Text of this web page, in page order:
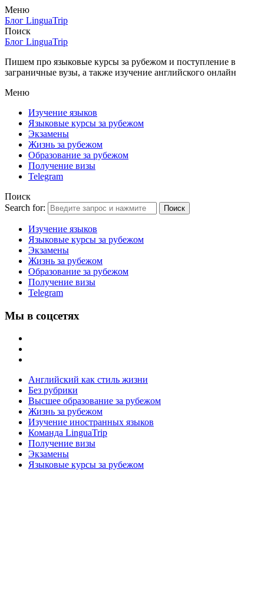
Меню
Блог LinguaTrip
Поиск
Блог LinguaTrip
Пишем про языковые курсы за рубежом и поступление в
заграничные вузы, а также изучение английского онлайн
Меню
Изучение языков
Языковые курсы за рубежом
Экзамены
Жизнь за рубежом
Образование за рубежом
Получение визы
Telegram
Поиск
Search for:
Поиск
Изучение языков
Языковые курсы за рубежом
Экзамены
Жизнь за рубежом
Образование за рубежом
Получение визы
Telegram
Мы в соцсетях
Английский как стиль жизни
Без рубрики
Высшее образование за рубежом
Жизнь за рубежом
Изучение иностранных языков
Команда LinguaTrip
Получение визы
Экзамены
Языковые курсы за рубежом